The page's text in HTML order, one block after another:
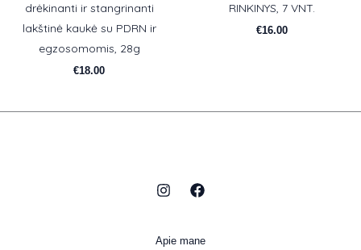
drėkinanti ir stangrinanti
lakštinė kaukė su PDRN ir
egzosomomis, 28g
€18.00
RINKINYS, 7 VNT.
€16.00
Apie mane